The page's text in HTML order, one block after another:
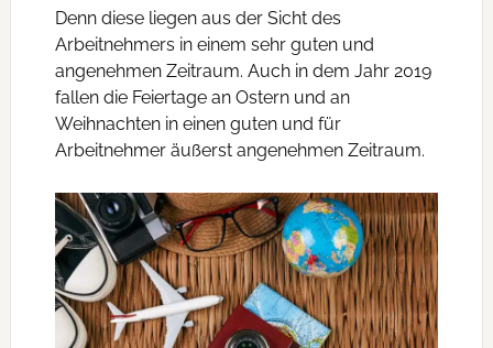
Denn diese liegen aus der Sicht des
Arbeitnehmers in einem sehr guten und
angenehmen Zeitraum. Auch in dem Jahr 2019
fallen die Feiertage an Ostern und an
Weihnachten in einen guten und für
Arbeitnehmer äußerst angenehmen Zeitraum.